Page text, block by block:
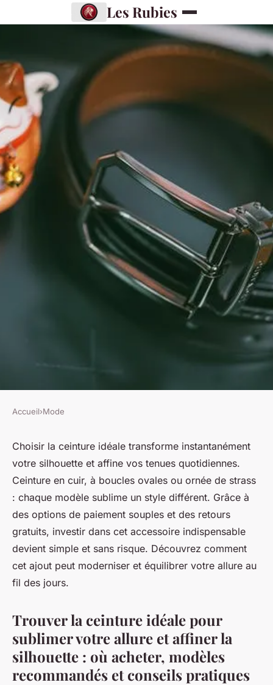
Les Rubies
Achat d'une ceinture pour
sublimer votre allure au
quotidien
Lou•21 mai 2025 •5 min de lecture
Accueil›Mode
Choisir la ceinture idéale transforme instantanément
votre silhouette et affine vos tenues quotidiennes.
Ceinture en cuir, à boucles ovales ou ornée de strass
: chaque modèle sublime un style différent. Grâce à
des options de paiement souples et des retours
gratuits, investir dans cet accessoire indispensable
devient simple et sans risque. Découvrez comment
cet ajout peut moderniser et équilibrer votre allure au
fil des jours.
Trouver la ceinture idéale pour
sublimer votre allure et affiner la
silhouette : où acheter, modèles
recommandés et conseils pratiques